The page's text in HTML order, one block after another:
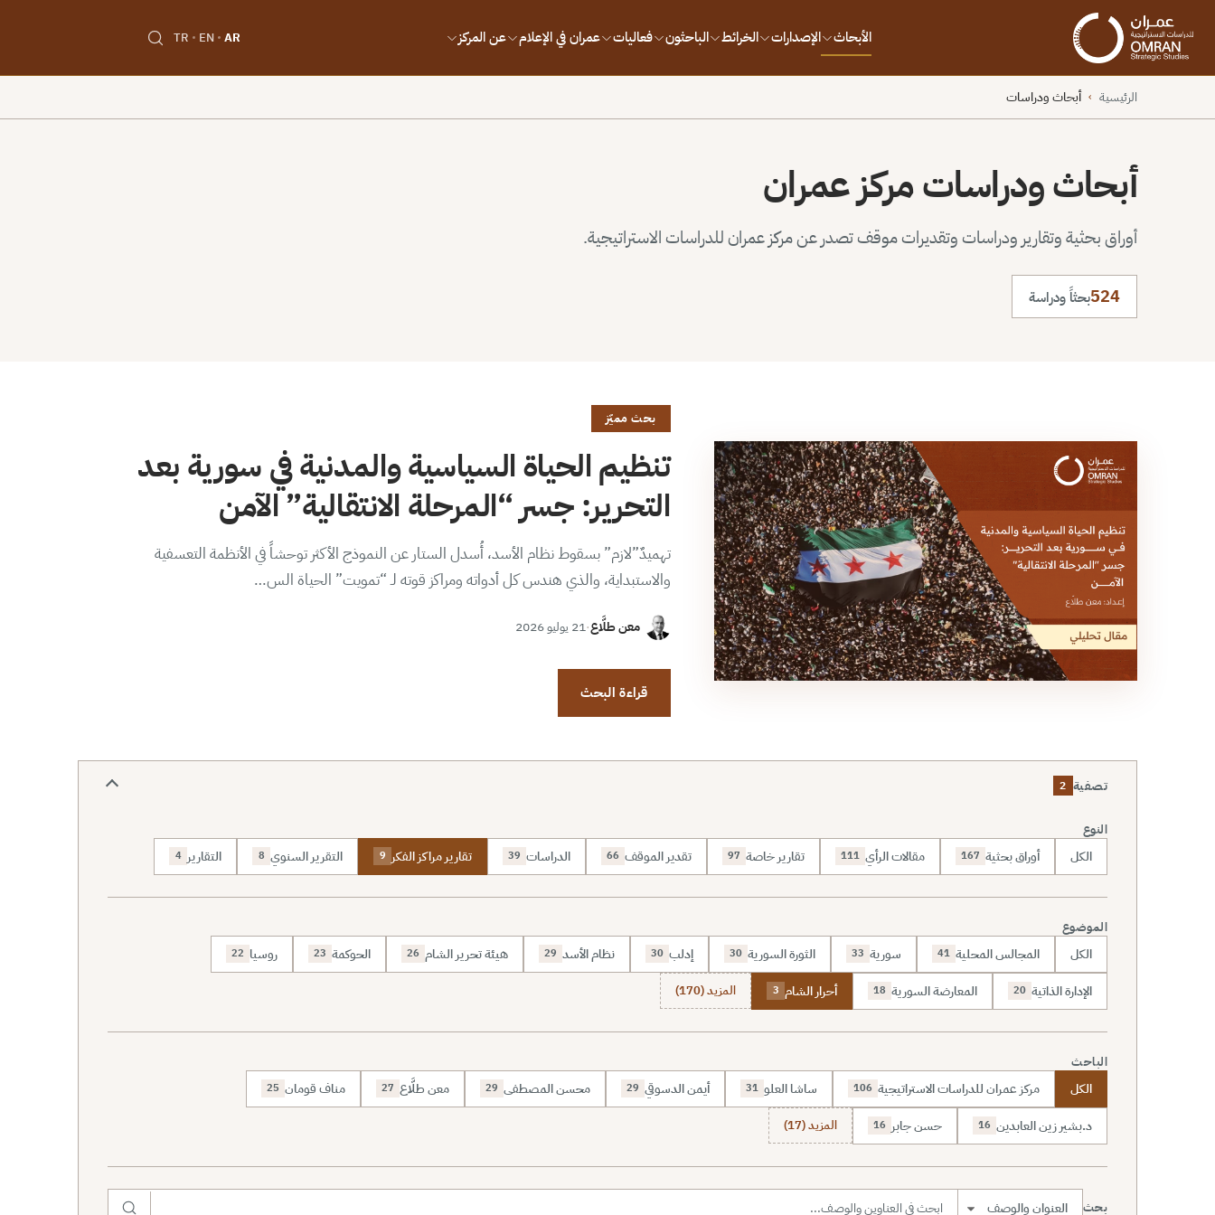
الأبحاث الإصدارات الخرائط الباحثون فعاليات عمران في الإعلام عن المركز AR
EN
TR
الرئيسية › أبحاث ودراسات
أبحاث ودراسات مركز عمران
أوراق بحثية وتقارير ودراسات وتقديرات موقف تصدر عن مركز عمران للدراسات الاستراتيجية.
524بحثاً ودراسة
بحث مميّز
تنظيم الحياة السياسية والمدنية في سورية بعد
التحرير: جسر “المرحلة الانتقالية” الآمن
تهميدٌ”لازم” بسقوط نظام الأسد، أُسدل الستار عن النموذج الأكثر توحشاً في الأنظمة التعسفية
والاستبداية، والذي هندس كل أدواته ومراكز قوته لـ “تمويت” الحياة الس…
معن طلَّاع·21 يوليو 2026
قراءة البحث
تصفية 2
النوع
الكل أوراق بحثية 167 مقالات الرأي 111 تقارير خاصة 97 تقدير الموقف 66 الدراسات 39 تقارير مراكز الفكر 9 التقرير السنوي 8 التقارير 4
الموضوع
الكل المجالس المحلية 41 سورية 33 الثورة السورية 30 إدلب 30 نظام الأسد 29 هيئة تحرير الشام 26 الحوكمة 23 روسيا 22
الإدارة الذاتية 20 المعارضة السورية 18 أحرار الشام 3 المزيد (170)
الباحث
الكل مركز عمران للدراسات الاستراتيجية 106 ساشا العلو 31 أيمن الدسوقي 29 محسن المصطفى 29 معن طلَّاع 27 مناف قومان 25
د.بشير زين العابدين 16 حسن جابر 16 المزيد (17)
بحث